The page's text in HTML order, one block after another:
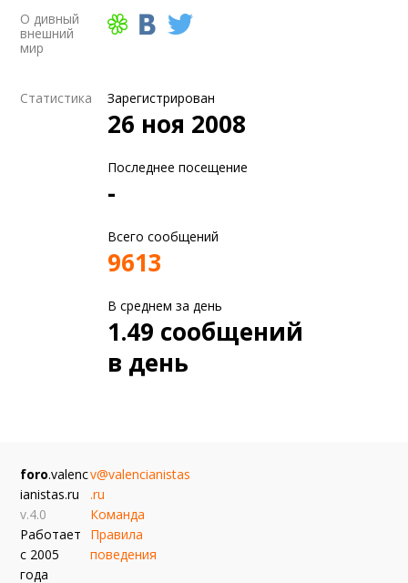
О дивный
внешний
мир
Статистика Зарегистрирован
26 ноя 2008
Последнее посещение
-
Всего сообщений
9613
В среднем за день
1.49 сообщений
в день
foro.valenc
ianistas.ru
v.4.0
Работает
с 2005
года
v@valencianistas
.ru
Команда
Правила
поведения